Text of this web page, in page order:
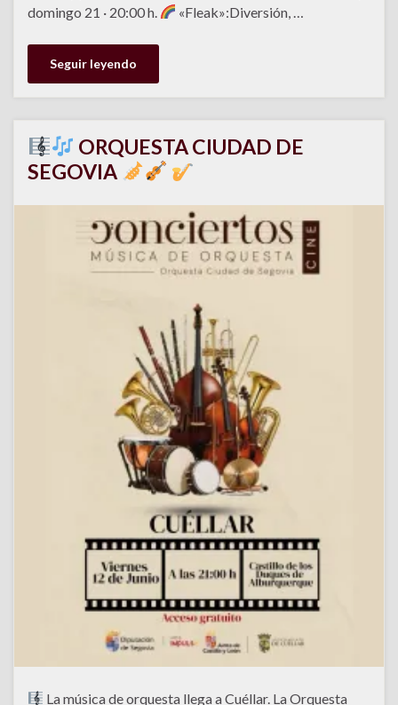
domingo 21 · 20:00 h.
«Fleak»:Diversión, …
Seguir leyendo
ORQUESTA CIUDAD DE
SEGOVIA
La música de orquesta llega a Cuéllar. La Orquesta